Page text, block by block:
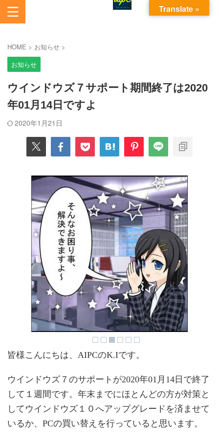
あいから始まるパソコンお悩み解決サービスです。
HOME > お知らせ >
お知らせ
ウインドウズ７サポート期間終了は2020
年01月14日ですよ
2020年1月21日
皆様こんにちは、AIPCのK.Iです。
ウインドウズ７のサポートが2020年01月14日で終了
して１週間です。年末までにほとんどの方が対策と
してウインドウズ１０へアップグレードを済ませて
いるか、PCの買い替えを行っていると思います。
Translate »